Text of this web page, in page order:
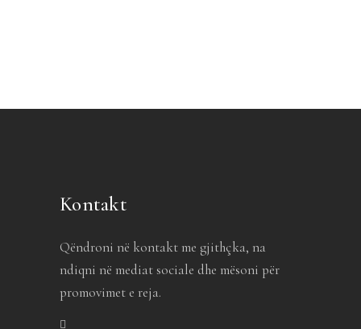
Kontakt
Qëndroni në kontakt me gjithçka, na
ndiqni në mediat sociale dhe mësoni për
promovimet e reja.